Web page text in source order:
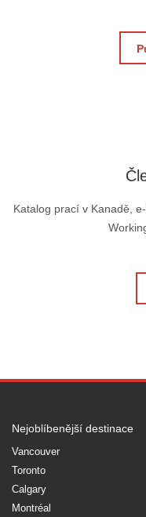
Katalog prací v Kanadě,
Nejoblíbenější destinace
Vancouver
Toronto
Calgary
Montréal